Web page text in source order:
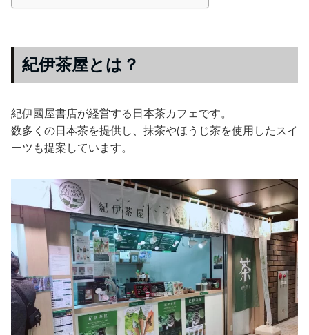
紀伊茶屋とは？
紀伊國屋書店が経営する日本茶カフェです。
数多くの日本茶を提供し、抹茶やほうじ茶を使用したスイ
ーツも提案しています。